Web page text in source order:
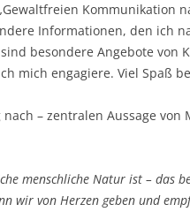
Kommunikation
Informationen, den ich
besondere Angebote von
mich engagiere. Viel Spaß
– zentralen Aussage von
menschliche Natur ist – das
wir von Herzen geben und